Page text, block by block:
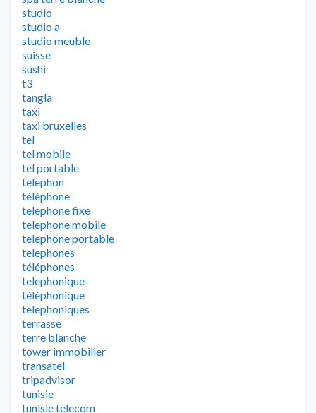
studio
studio a
studio meuble
suisse
sushi
t3
tangla
taxi
taxi bruxelles
tel
tel mobile
tel portable
telephon
téléphone
telephone fixe
telephone mobile
telephone portable
telephones
téléphones
telephonique
téléphonique
telephoniques
terrasse
terre blanche
tower immobilier
transatel
tripadvisor
tunisie
tunisie telecom